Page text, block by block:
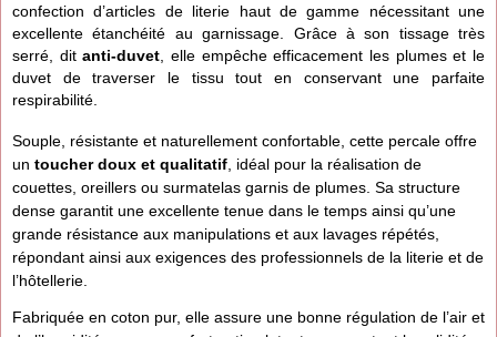
confection d’articles de literie haut de gamme nécessitant une
excellente étanchéité au garnissage. Grâce à son tissage très
serré, ditanti-duvet , elle empêche efficacement les plumes et le
duvet de traverser le tissu tout en conservant une parfaite
respirabilité.
Souple, résistante et naturellement confortable, cette percale offre
un toucher doux et qualitatif , idéal pour la réalisation de
couettes, oreillers ou surmatelas garnis de plumes. Sa structure
dense garantit une excellente tenue dans le temps ainsi qu’une
grande résistance aux manipulations et aux lavages répétés,
répondant ainsi aux exigences des professionnels de la literie et de
l’hôtellerie.
Fabriquée en coton pur, elle assure une bonne régulation de l’air et